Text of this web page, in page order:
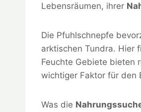
Lebensräumen, ihrer
Die Pfuhlschnepfe
arktischen Tundra. Hier
Feuchte Gebiete bieten
wichtiger Faktor für den
Was die